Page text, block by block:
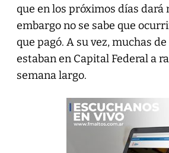
que en los próximos días dará
embargo no se sabe que
que pagó. A su vez, muchas
estaban en Capital Federal a
semana largo.